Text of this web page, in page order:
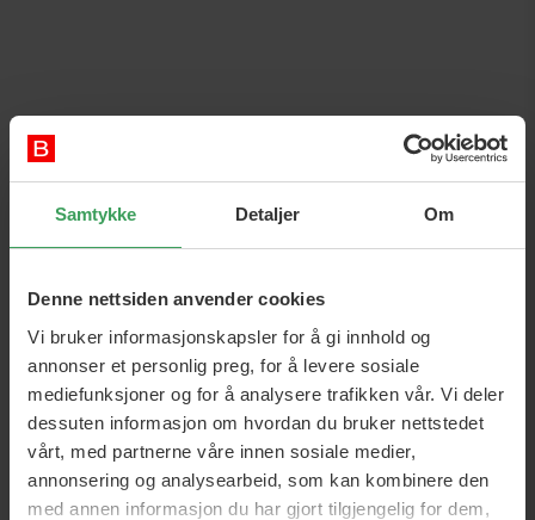
Samtykke Detaljer Om
Denne nettsiden anvender cookies
Vi bruker informasjonskapsler for å gi innhold og
annonser et personlig preg, for å levere sosiale
mediefunksjoner og for å analysere trafikken vår. Vi deler
dessuten informasjon om hvordan du bruker nettstedet
vårt, med partnerne våre innen sosiale medier,
annonsering og analysearbeid, som kan kombinere den
med annen informasjon du har gjort tilgjengelig for dem,
Etos neglefiler
Profesjonelle neglefiler